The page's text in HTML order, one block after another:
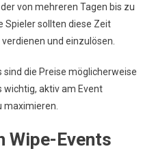
von mehreren Tagen bis zu
Spieler sollten diese Zeit
und einzulösen.
sind die Preise möglicherweise
wichtig, aktiv am Event
maximieren.
Wipe-Events